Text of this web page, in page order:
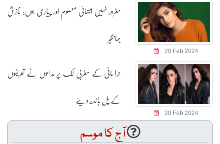
20 Feb 2024
مغرور نہیں انتہائی معصوم اور پیاری ہوں: نازش
جہانگیر
20 Feb 2024
حرا مانی کے مغربی لک پر مداحوں نے تعریفوں
کے پل باندھ دیئے
آج کا موسم